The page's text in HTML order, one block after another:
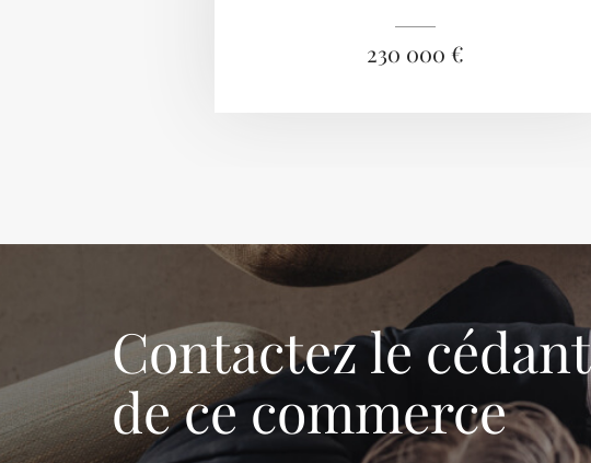
230 000 €
Contactez le cédant
de ce commerce